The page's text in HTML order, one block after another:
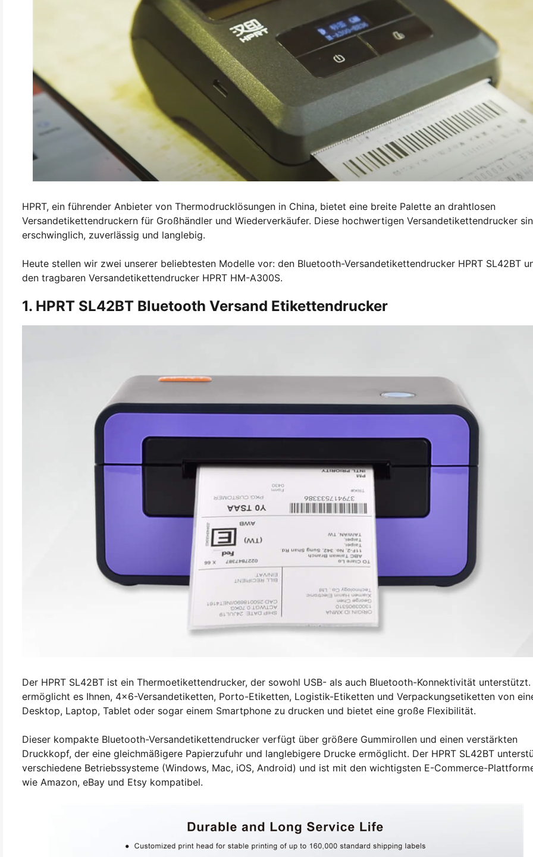
HPRT, ein führender Anbieter von Thermodrucklösungen in China, bietet eine breite Palette an drahtlosen
Versandetikettendruckern für Großhändler und Wiederverkäufer. Diese hochwertigen Versandetikettendrucker
erschwinglich, zuverlässig und langlebig.
Heute stellen wir zwei unserer beliebtesten Modelle vor: den Bluetooth-Versandetikettendrucker HPRT SL42BT
den tragbaren Versandetikettendrucker HPRT HM-A300S.
1. HPRT SL42BT Bluetooth Versand Etikettendrucker
Der HPRT SL42BT ist ein Thermoetikettendrucker, der sowohl USB- als auch Bluetooth-Konnektivität unterstützt.
ermöglicht es Ihnen, 4x6-Versandetiketten, Porto-Etiketten, Logistik-Etiketten und Verpackungsetiketten von
Desktop, Laptop, Tablet oder sogar einem Smartphone zu drucken und bietet eine große Flexibilität.
Dieser kompakte Bluetooth-Versandetikettendrucker verfügt über größere Gummirollen und einen verstärkten
Druckkopf, der eine gleichmäßigere Papierzufuhr und langlebigere Drucke ermöglicht. Der HPRT SL42BT
verschiedene Betriebssysteme (Windows, Mac, iOS, Android) und ist mit den wichtigsten E-Commerce-
wie Amazon, eBay und Etsy kompatibel.